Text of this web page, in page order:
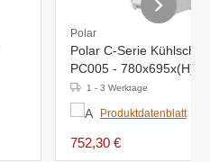
Polar
Polar C-Serie
PC005 -
2°C bis 5°C
1 - 3 Werktage
Produktdatenblatt
752,30 €